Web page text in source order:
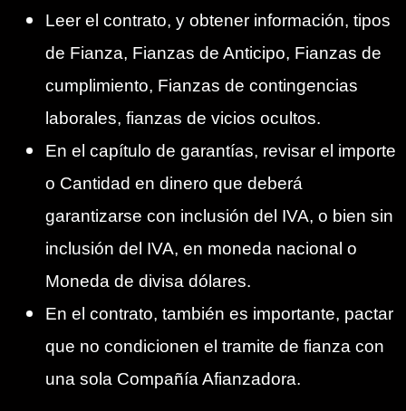
Leer el contrato, y obtener información, tipos
de Fianza, Fianzas de Anticipo, Fianzas de
cumplimiento, Fianzas de contingencias
laborales, fianzas de vicios ocultos.
En el capítulo de garantías, revisar el importe
o Cantidad en dinero que deberá
garantizarse con inclusión del IVA, o bien sin
inclusión del IVA, en moneda nacional o
Moneda de divisa dólares.
En el contrato, también es importante, pactar
que no condicionen el tramite de fianza con
una sola Compañía Afianzadora.